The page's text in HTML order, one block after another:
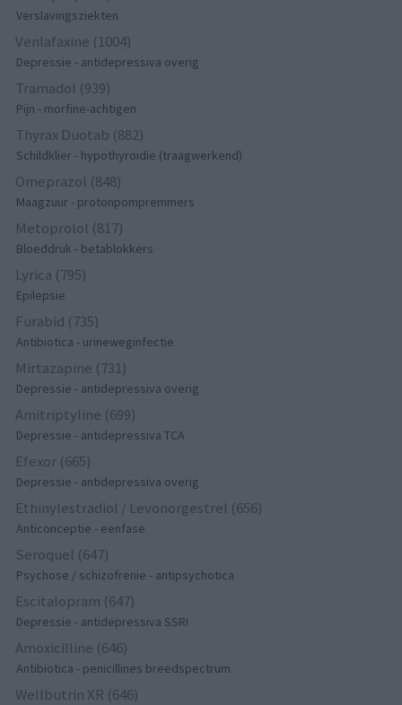
Verslavingsziekten
Venlafaxine (1004)
Depressie - antidepressiva overig
Tramadol (939)
Pijn - morfine-achtigen
Thyrax Duotab (882)
Schildklier - hypothyroidie (traagwerkend)
Omeprazol (848)
Maagzuur - protonpompremmers
Metoprolol (817)
Bloeddruk - betablokkers
Lyrica (795)
Epilepsie
Furabid (735)
Antibiotica - urineweginfectie
Mirtazapine (731)
Depressie - antidepressiva overig
Amitriptyline (699)
Depressie - antidepressiva TCA
Efexor (665)
Depressie - antidepressiva overig
Ethinylestradiol / Levonorgestrel (656)
Anticonceptie - eenfase
Seroquel (647)
Psychose / schizofrenie - antipsychotica
Escitalopram (647)
Depressie - antidepressiva SSRI
Amoxicilline (646)
Antibiotica - penicillines breedspectrum
Wellbutrin XR (646)